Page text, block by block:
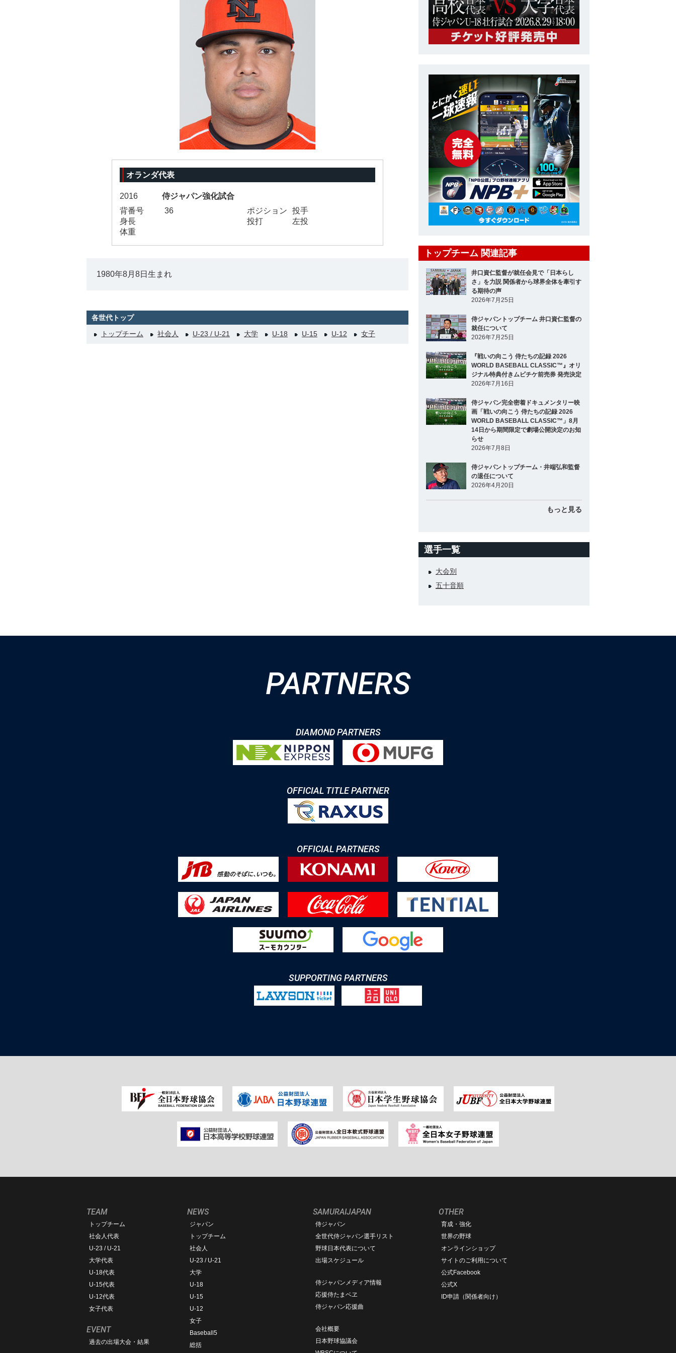
オランダ代表
2016
侍ジャパン強化試合
背番号
36 ポジション
投手
身長
投打
左投
体重
1980年8月8日生まれ
各世代トップ
トップチーム
社会人 U-23 / U-21 大学 U-18 U-15 U-12 女子
トップチーム 関連記事
井口資仁監督が就任会見で「日本らし
さ」を力説 関係者から球界全体を牽引す
る期待の声
2026年7月25日
侍ジャパントップチーム 井口資仁監督の
就任について
2026年7月25日
『戦いの向こう 侍たちの記録 2026
WORLD BASEBALL CLASSIC™』オリ
ジナル特典付きムビチケ前売券 発売決定
2026年7月16日
侍ジャパン完全密着ドキュメンタリー映
画「戦いの向こう 侍たちの記録 2026
WORLD BASEBALL CLASSIC™」8月
14日から期間限定で劇場公開決定のお知
らせ
2026年7月8日
侍ジャパントップチーム・井端弘和監督
の退任について
2026年4月20日
もっと見る
選手一覧
大会別
五十音順
PARTNERS
DIAMOND PARTNERS
OFFICIAL TITLE PARTNER
OFFICIAL PARTNERS
SUPPORTING PARTNERS
TEAM
トップチーム
社会人代表
U-23 / U-21
大学代表
U-18代表
U-15代表
U-12代表
女子代表
EVENT
過去の出場大会・結果
NEWS
ジャパン
トップチーム
社会人
U-23 / U-21
大学
U-18
U-15
U-12
女子
Baseball5
総括
SAMURAIJAPAN
侍ジャパン
全世代侍ジャパン選手リスト
野球日本代表について
出場スケジュール
侍ジャパンメディア情報
応援侍たまベヱ
侍ジャパン応援曲
会社概要
日本野球協議会
OTHER
育成・強化
世界の野球
オンラインショップ
サイトのご利用について
公式Facebook
公式X
ID申請（関係者向け）